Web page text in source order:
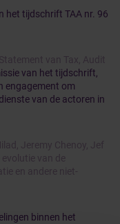
het tijdschrift TAA nr. 96
van Tax, Audit
van het tijdschrift,
engagement om
van de actoren in
Jeremy Chenoy, Jef
van de
en andere niet-
binnen het